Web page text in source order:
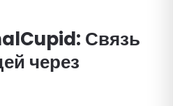
: Связь
через